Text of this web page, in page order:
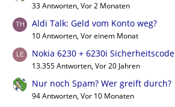
33 Antworten, Vor 2 Monaten
Aldi Talk: Geld vom Konto weg?
10 Antworten, Vor einem Monat
Nokia 6230 + 6230i Sicherheitscode
13.355 Antworten, Vor 20 Jahren
Nur noch Spam? Wer greift durch?
94 Antworten, Vor 10 Monaten